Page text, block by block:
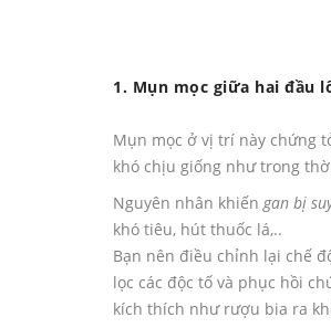
1. Mụn mọc giữa hai đầu
Mụn mọc ở vị trí này chứng
khó chịu giống như trong
Nguyên nhân khiếngan bị
khó tiêu, hút thuốc lá,..
Bạn nên điều chỉnh lại chế
lọc các độc tố và phục hồi
kích thích như rượu bia ra